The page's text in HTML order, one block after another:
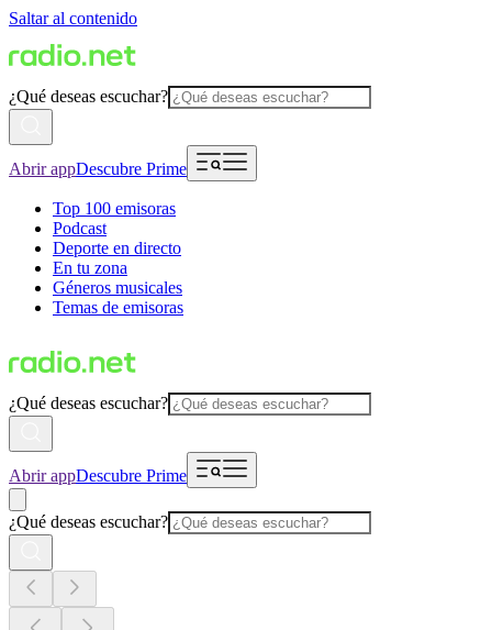
Saltar al contenido
¿Qué deseas escuchar?
Abrir appDescubre Prime
Top 100 emisoras
Podcast
Deporte en directo
En tu zona
Géneros musicales
Temas de emisoras
¿Qué deseas escuchar?
Abrir appDescubre Prime
¿Qué deseas escuchar?